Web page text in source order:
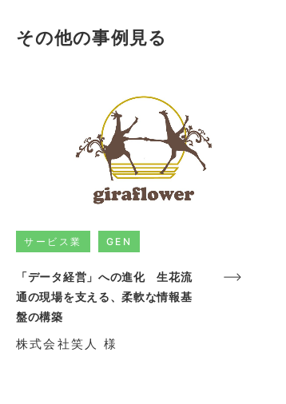
その他の事例見る
サービス業 GEN
「データ経営」への進化 生花流
通の現場を支える、柔軟な情報基
盤の構築
株式会社笑人 様